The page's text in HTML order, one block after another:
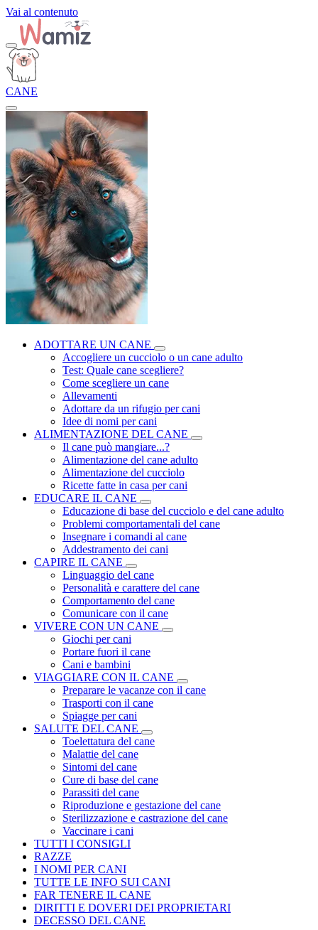
Vai al contenuto
CANE
ADOTTARE UN CANE
Accogliere un cucciolo o un cane adulto
Test: Quale cane scegliere?
Come scegliere un cane
Allevamenti
Adottare da un rifugio per cani
Idee di nomi per cani
ALIMENTAZIONE DEL CANE
Il cane può mangiare...?
Alimentazione del cane adulto
Alimentazione del cucciolo
Ricette fatte in casa per cani
EDUCARE IL CANE
Educazione di base del cucciolo e del cane adulto
Problemi comportamentali del cane
Insegnare i comandi al cane
Addestramento dei cani
CAPIRE IL CANE
Linguaggio del cane
Personalità e carattere del cane
Comportamento del cane
Comunicare con il cane
VIVERE CON UN CANE
Giochi per cani
Portare fuori il cane
Cani e bambini
VIAGGIARE CON IL CANE
Preparare le vacanze con il cane
Trasporti con il cane
Spiagge per cani
SALUTE DEL CANE
Toelettatura del cane
Malattie del cane
Sintomi del cane
Cure di base del cane
Parassiti del cane
Riproduzione e gestazione del cane
Sterilizzazione e castrazione del cane
Vaccinare i cani
TUTTI I CONSIGLI
RAZZE
I NOMI PER CANI
TUTTE LE INFO SUI CANI
FAR TENERE IL CANE
DIRITTI E DOVERI DEI PROPRIETARI
DECESSO DEL CANE